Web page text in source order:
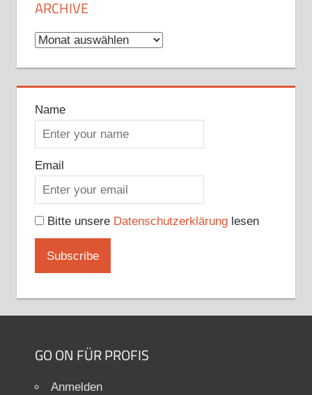
ARCHIVE
Archive
Name
Email
Bitte unsere Datenschutzerklärunglesen
GO ON FÜR PROFIS
Anmelden